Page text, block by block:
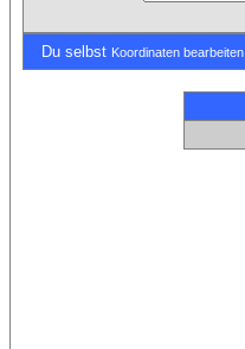
Du selbst Koordinaten bearbeiten